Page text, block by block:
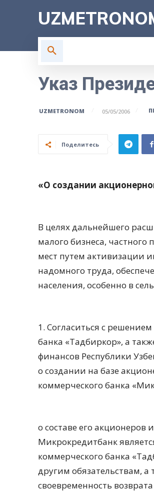
Указ
UZMETRONOM 05/05/2006
Поделитесь
«О создании
В целях дальнейшего
малого бизнеса,
мест путем активизации
надомного труда,
населения, особенно в
1. Согласиться с
банка «Тадбиркор», а
финансов Республики
о создании на базе
коммерческого банка
о составе его акционеров
Микрокредитбанк
коммерческого банка
другим обязательствам,
своевременность